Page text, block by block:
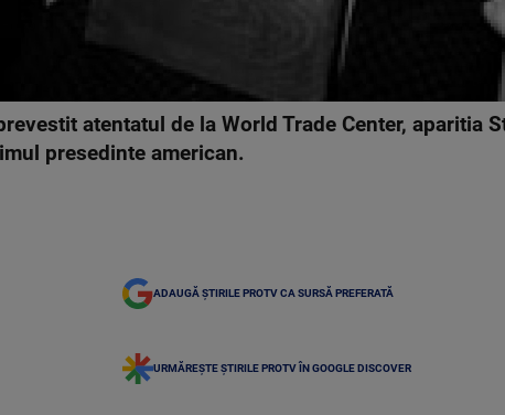
atentatul de la World Trade Center, aparitia
presedinte american.
ADAUGĂ ȘTIRILE PROTV CA SURSĂ PREFERATĂ
URMĂREȘTE ȘTIRILE PROTV ÎN GOOGLE DISCOVER